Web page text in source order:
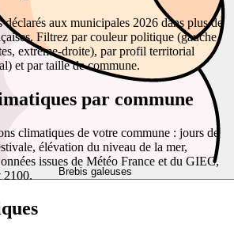
Brebis galeuses
déclarés aux municipales 2026 dans plus de
Filtrez par couleur politique (gauche,
extrême-droite), par profil territorial
et par taille de commune.
par commune
climatiques de votre commune : jours de
élévation du niveau de la mer,
issues de Météo France et du GIEC,
2100.